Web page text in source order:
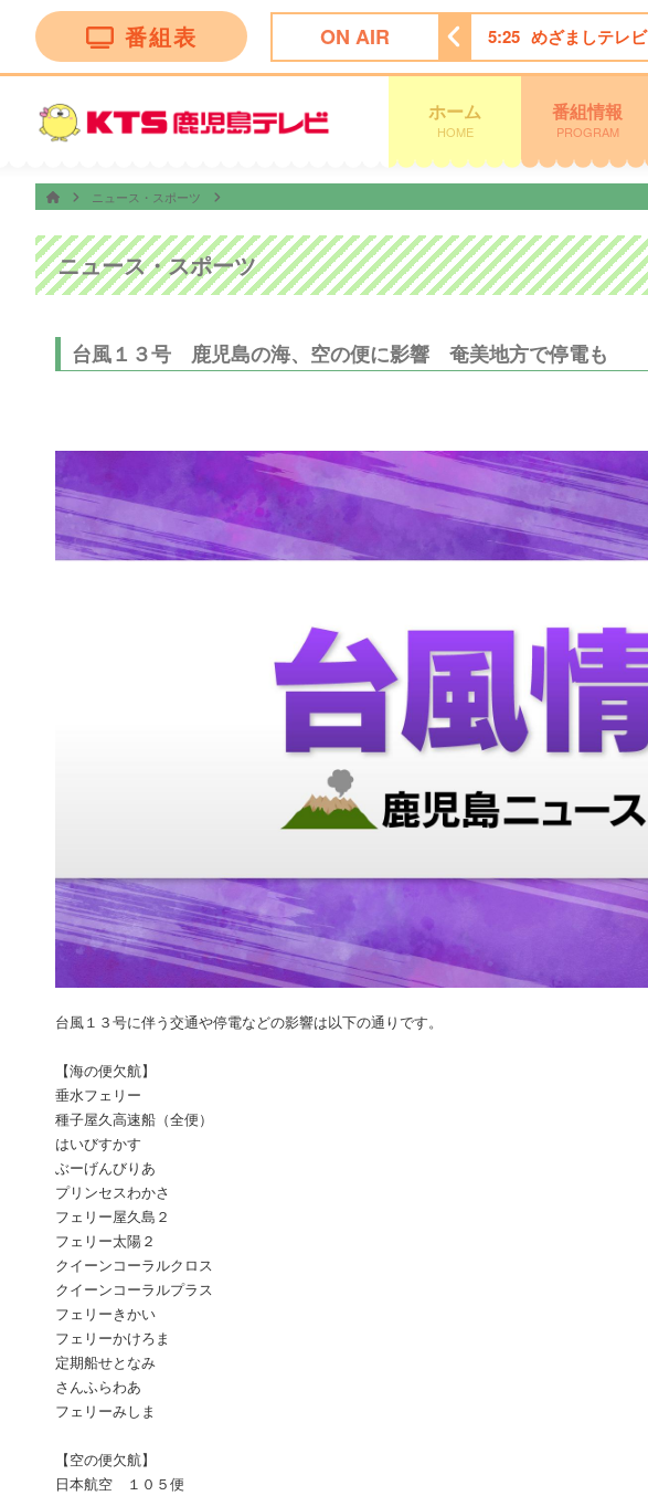
番組表 ON AIR
ピング 4:55 ビタブリッドジャパンテレビショッピング 5:25 めざましテレビ
ホーム
HOME
番組情報
PROGRAM
ニュース・スポーツ
ニュース・スポーツ
台風１３号 鹿児島の海、空の便に影響 奄美地方で停電も
台風１３号に伴う交通や停電などの影響は以下の通りです。
【海の便欠航】
垂水フェリー
種子屋久高速船（全便）
はいびすかす
ぶーげんびりあ
プリンセスわかさ
フェリー屋久島２
フェリー太陽２
クイーンコーラルクロス
クイーンコーラルプラス
フェリーきかい
フェリーかけろま
定期船せとなみ
さんふらわあ
フェリーみしま
【空の便欠航】
日本航空 １０５便